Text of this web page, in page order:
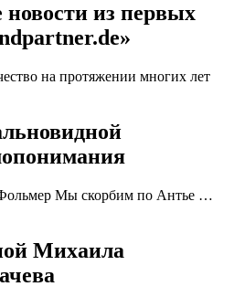
из первых
на протяжении многих лет
Мы скорбим по Антье …
Михаила